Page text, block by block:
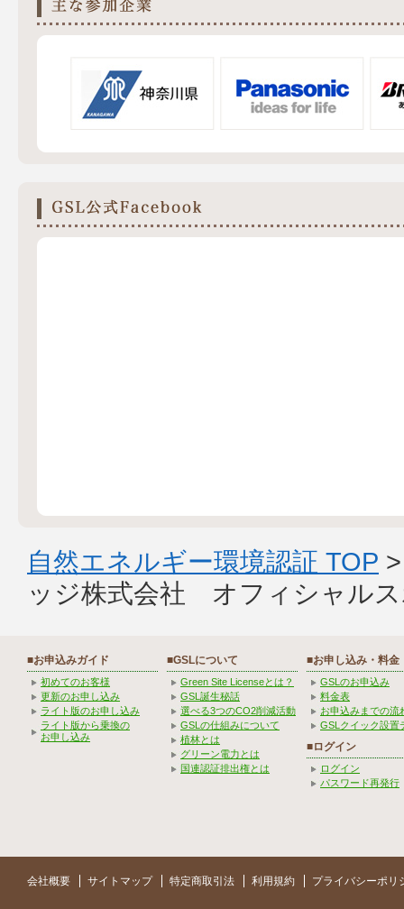
自然エネルギー環境認証 TOP
ッジ株式会社 オフィシャル
■お申込みガイド
初めてのお客様
更新のお申し込み
ライト版のお申し込み
ライト版から乗換の
お申し込み
■GSLについて
Green Site Licenseとは？
GSL誕生秘話
選べる3つのCO2削減活動
GSLの仕組みについて
植林とは
グリーン電力とは
国連認証排出権とは
■お申し込み・料金
GSLのお申込み
料金表
お申込みまでの流
GSLクイック設置
■ログイン
ログイン
パスワード再発行
会社概要 サイトマップ 特定商取引法 利用規約 プライバシーポリ